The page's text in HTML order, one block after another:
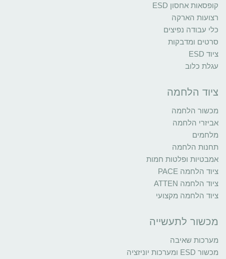
קופסאות אחסון ESD
רצועות הארקה
כלי עבודה נפיצים
סרטים ומדבקות
ציוד ESD
עגלת כלוב
ציוד הלחמה
מכשור הלחמה
אביזרי הלחמה
מלחמים
תחנות הלחמה
אמבטיות ופלטות חמות
ציוד הלחמה PACE
ציוד הלחמה ATTEN
ציוד הלחמה מקצועי
מכשור לתעשייה
מערכות שאיבה
מכשור ESD ומערכות יוניזציה